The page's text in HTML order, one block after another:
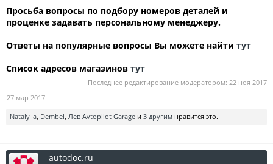
Просьба вопросы по подбору номеров деталей и
проценке задавать персональному менеджеру.
Ответы на популярные вопросы Вы можете найти тут
Список адресов магазинов тут
Последнее редактирование модератором: 22 ноя 2017
27 мар 2017
Nataly_a, Dembel, Лев Avtopilot Garage и 3 другим нравится это.
autodoc.ru